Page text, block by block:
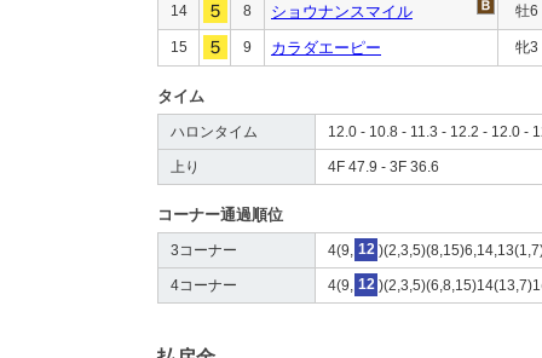
14 8 ショウナンスマイル 牡6
15 9 カラダエーピー 牝3
タイム
ハロンタイム 12.0 - 10.8 - 11.3 - 12.2 - 12.0 -
上り 4F 47.9 - 3F 36.6
コーナー通過順位
3コーナー 4(9, 12
4コーナー 4(9, 12